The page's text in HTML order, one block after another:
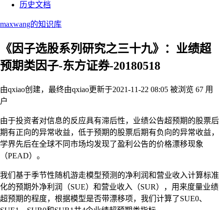
历史文档
maxwang的知识库
《因子选股系列研究之三十九》：业绩超
预期类因子-东方证券-20180518
由qxiao创建，最终由qxiao更新于2021-11-22 08:05 被浏览 67 用
户
由于投资者对信息的反应具有滞后性，业绩公告超预期的股票后
期有正向的异常收益，低于预期的股票后期有负向的异常收益，
学界先后在全球不同市场均发现了盈利公告的价格漂移现象
（PEAD）。
我们基于季节性随机游走模型预测的净利润和营业收入计算标准
化的预期外净利润（SUE）和营业收入（SUR），用来度量业绩
超预期的程度，根据模型是否带漂移项，我们计算了SUE0、